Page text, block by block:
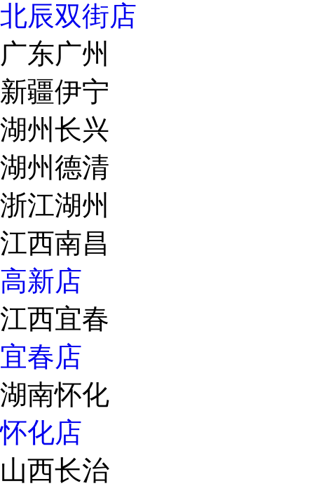
北辰双街店
广东广州
新疆伊宁
湖州长兴
湖州德清
浙江湖州
江西南昌
高新店
江西宜春
宜春店
湖南怀化
怀化店
山西长治